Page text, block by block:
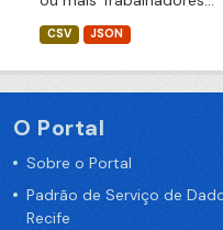
CSV JSON
O Portal
Sobre o Portal
Padrão de Serviço de
Recife